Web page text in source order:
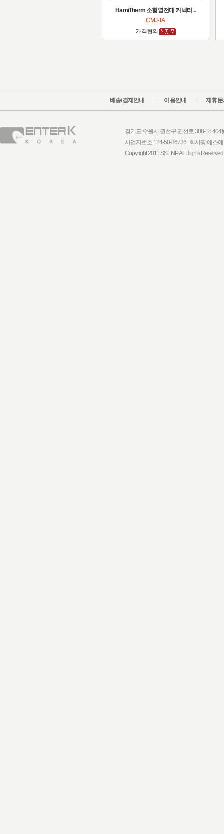
HamiTherm 소형열전대 커넥터 ..
CMJ-TA
가격협의
배송/결제안내 이용안내 제휴문
경기도 수원시 권선구 권선로 308-18
사업자번호:124-50-36736 회사명:에스
Copyright 2011 SSENP. All Rights Reserved